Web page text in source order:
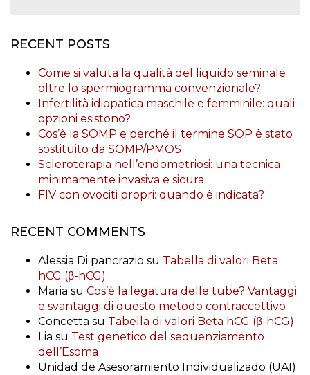
RECENT POSTS
Come si valuta la qualità del liquido seminale
oltre lo spermiogramma convenzionale?
Infertilità idiopatica maschile e femminile: quali
opzioni esistono?
Cos’è la SOMP e perché il termine SOP è stato
sostituito da SOMP/PMOS
Scleroterapia nell’endometriosi: una tecnica
minimamente invasiva e sicura
FIV con ovociti propri: quando è indicata?
RECENT COMMENTS
Alessia Di pancrazio su Tabella di valori Beta
hCG (β-hCG)
Maria su Cos’è la legatura delle tube? Vantaggi
e svantaggi di questo metodo contraccettivo
Concetta su Tabella di valori Beta hCG (β-hCG)
Lia su Test genetico del sequenziamento
dell’Esoma
Unidad de Asesoramiento Individualizado (UAI)